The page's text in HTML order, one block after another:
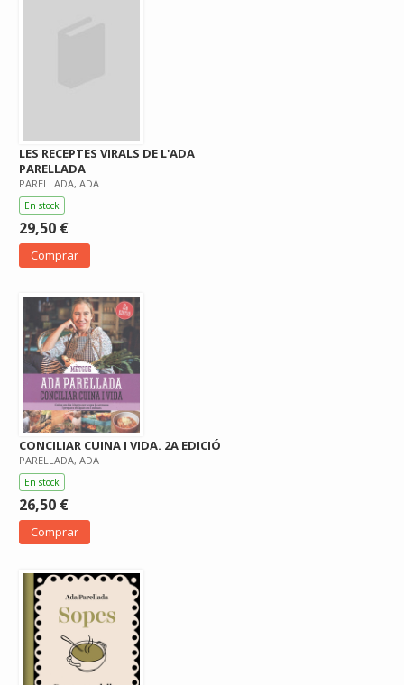
LES RECEPTES VIRALS DE L'ADA
PARELLADA
PARELLADA, ADA
En stock
29,50 €
Comprar
CONCILIAR CUINA I VIDA. 2A EDICIÓ
PARELLADA, ADA
En stock
26,50 €
Comprar